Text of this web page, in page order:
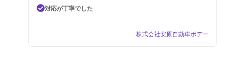
対応が丁寧でした
株式会社安原自動車ボデー